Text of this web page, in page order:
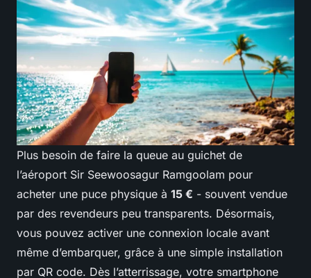
Plus besoin de faire la queue au guichet de
l’aéroport Sir Seewoosagur Ramgoolam pour
acheter une puce physique à 15 € - souvent vendue
par des revendeurs peu transparents. Désormais,
vous pouvez activer une connexion locale avant
même d’embarquer, grâce à une simple installation
par QR code. Dès l’atterrissage, votre smartphone